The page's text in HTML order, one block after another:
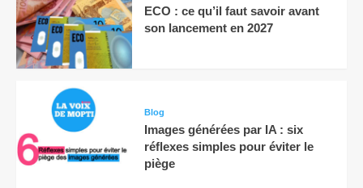
ECO : ce qu’il faut savoir avant
son lancement en 2027
Blog
Images générées par IA : six
réflexes simples pour éviter le
piège